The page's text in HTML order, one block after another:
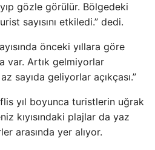
gözle görülür. Bölgedeki
sayısını etkiledi.” dedi.
önceki yıllara göre
var. Artık gelmiyorlar
sayıda geliyorlar açıkçası.”
yıl boyunca turistlerin uğrak
kıyısındaki plajlar da yaz
arasında yer alıyor.